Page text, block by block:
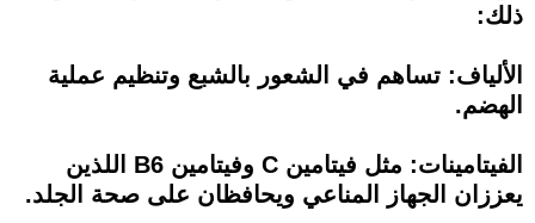
ذلك:
الألياف: تساهم في الشعور بالشبع وتنظيم عملية
الهضم.
الفيتامينات: مثل فيتامين C وفيتامين B6 اللذين
يعززان الجهاز المناعي ويحافظان على صحة الجلد.